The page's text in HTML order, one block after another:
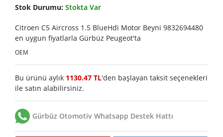
Stok Durumu: Stokta Var
Citroen C5 Aircross 1.5 BlueHdi Motor Beyni 9832694480
en uygun fiyatlarla Gürbüz Peugeot'ta
OEM
Bu ürünü aylık 1130.47 TL'den başlayan taksit seçenekleri
ile satın alabilirsiniz.
Gürbüz Otomotiv Whatsapp Destek Hattı